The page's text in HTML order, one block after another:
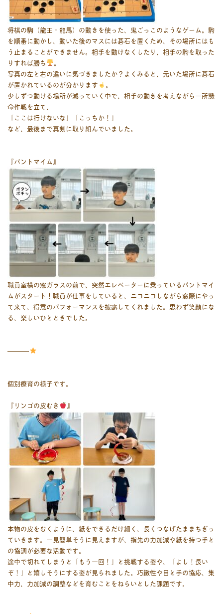
将棋の駒（龍王・龍馬）の動きを使った、鬼ごっこのようなゲーム。駒
を順番に動かし、動いた後のマスには碁石を置くため、その場所にはも
う止まることができません。相手を動けなくしたり、相手の駒を取った
りすれば勝ち
。
写真の左と右の違いに気づきましたか？よくみると、元いた場所に碁石
が置かれているのが分かります
。
少しずつ動ける場所が減っていく中で、相手の動きを考えながら一所懸
命作戦を立て、
「ここは行けないな」「こっちか！」
など、最後まで真剣に取り組んでいました。
『パントマイム』
職員室横の窓ガラスの前で、突然エレベーターに乗っているパントマイ
ムがスタート！職員が仕事をしていると、ニコニコしながら窓際にやっ
て来て、得意のパフォーマンスを披露してくれました。思わず笑顔にな
る、楽しいひとときでした。
———-
個別療育の様子です。
『リンゴの皮むき 』
本物の皮をむくように、紙をできるだけ細く、長くつなげたままちぎっ
ていきます。一見簡単そうに見えますが、指先の力加減や紙を持つ手と
の協調が必要な活動です。
途中で切れてしまうと「もう一回！」と挑戦する姿や、「よし！長い
ぞ！」と嬉しそうにする姿が見られました。巧緻性や目と手の協応、集
中力、力加減の調整などを育むことをねらいとした課題です。